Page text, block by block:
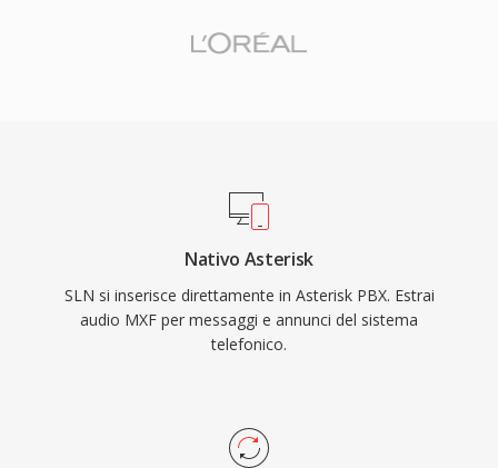
Nativo Asterisk
SLN si inserisce direttamente in Asterisk PBX. Estrai
audio MXF per messaggi e annunci del sistema
telefonico.